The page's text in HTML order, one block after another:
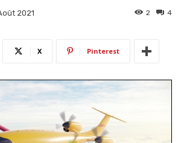
2021 4
2
X Pinterest